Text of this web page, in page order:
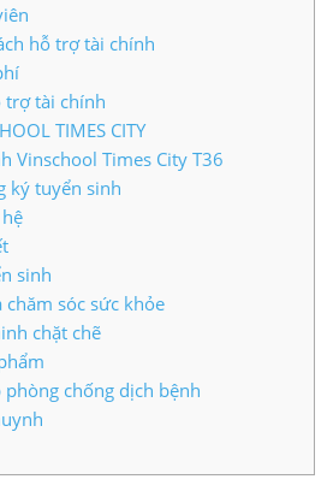
hỗ trợ tài chính
trợ tài chính
TIMES CITY
Vinschool Times City T36
ký tuyển sinh
sinh
sóc sức khỏe
chặt chẽ
phòng chống dịch bệnh